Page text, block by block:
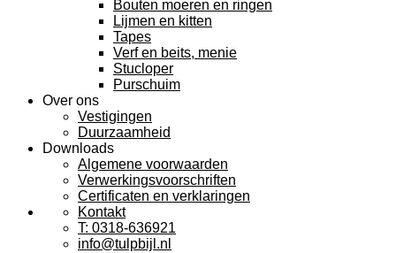
Bouten moeren en ringen
Lijmen en kitten
Tapes
Verf en beits, menie
Stucloper
Purschuim
Over ons
Vestigingen
Duurzaamheid
Downloads
Algemene voorwaarden
Verwerkingsvoorschriften
Certificaten en verklaringen
Kontakt
T: 0318-636921
info@tulpbijl.nl